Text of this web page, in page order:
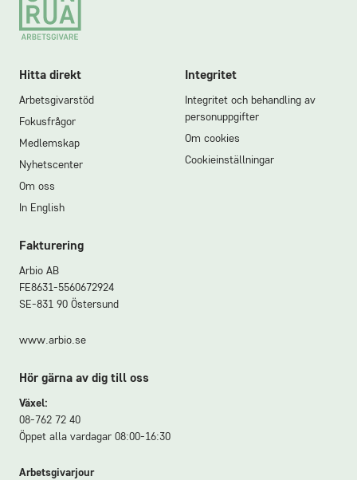
Hitta direkt
Arbetsgivarstöd
Fokusfrågor
Medlemskap
Nyhetscenter
Om oss
In English
Integritet
Integritet och behandling av
personuppgifter
Om cookies
Cookieinställningar
Fakturering
Arbio AB
FE8631-5560672924
SE-831 90 Östersund
www.arbio.se
Hör gärna av dig till oss
Växel:
08-762 72 40
Öppet alla vardagar 08:00-16:30
Arbetsgivarjour